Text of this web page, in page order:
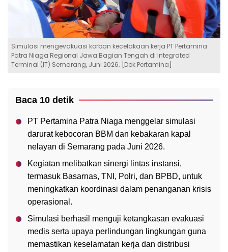
Simulasi mengevakuasi korban kecelakaan kerja PT Pertamina
Patra Niaga Regional Jawa Bagian Tengah di Integrated
Terminal (IT) Semarang, Juni 2026. [Dok Pertamina]
Baca 10 detik
PT Pertamina Patra Niaga menggelar simulasi
darurat kebocoran BBM dan kebakaran kapal
nelayan di Semarang pada Juni 2026.
Kegiatan melibatkan sinergi lintas instansi,
termasuk Basarnas, TNI, Polri, dan BPBD, untuk
meningkatkan koordinasi dalam penanganan krisis
operasional.
Simulasi berhasil menguji ketangkasan evakuasi
medis serta upaya perlindungan lingkungan guna
memastikan keselamatan kerja dan distribusi